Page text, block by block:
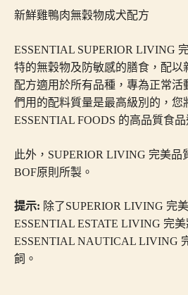
新鮮雞鴨肉無穀物成犬配方
ESSENTIAL SUPERIOR LIVING
特的無穀物及防敏感的膳食，配以
配方適用於所有品種，專為正常活
們用的配料質量是最高級別的，您
ESSENTIAL FOODS 的高品質食
此外，SUPERIOR LIVING 完美品
BOF原則所製。
提示: 除了SUPERIOR LIVING 完
ESSENTIAL ESTATE LIVING 完
ESSENTIAL NAUTICAL LIVING
飼。